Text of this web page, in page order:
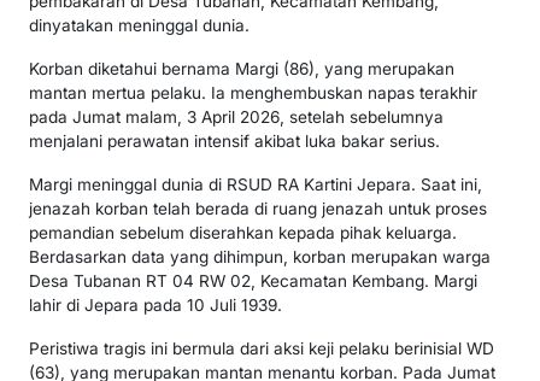
dinyatakan meninggal dunia.
Korban diketahui bernama Margi (86), yang merupakan
mantan mertua pelaku. Ia menghembuskan napas terakhir
pada Jumat malam, 3 April 2026, setelah sebelumnya
menjalani perawatan intensif akibat luka bakar serius.
Margi meninggal dunia di RSUD RA Kartini Jepara. Saat ini,
jenazah korban telah berada di ruang jenazah untuk proses
pemandian sebelum diserahkan kepada pihak keluarga.
Berdasarkan data yang dihimpun, korban merupakan warga
Desa Tubanan RT 04 RW 02, Kecamatan Kembang. Margi
lahir di Jepara pada 10 Juli 1939.
Peristiwa tragis ini bermula dari aksi keji pelaku berinisial WD
(63), yang merupakan mantan menantu korban. Pada Jumat